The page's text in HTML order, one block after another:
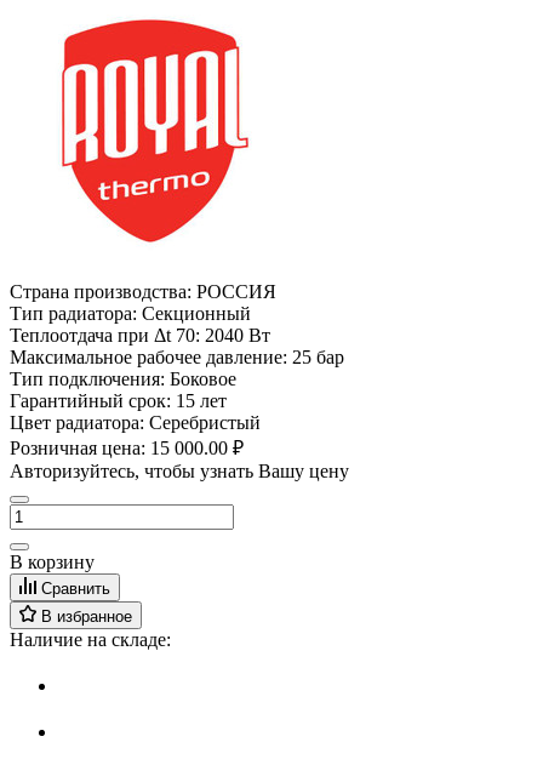
Страна производства: РОССИЯ
Тип радиатора: Секционный
Теплоотдача при Δt 70: 2040 Вт
Максимальное рабочее давление: 25 бар
Тип подключения: Боковое
Гарантийный срок: 15 лет
Цвет радиатора: Серебристый
Розничная цена: 15 000.00 ₽
Авторизуйтесь, чтобы узнать Вашу цену
В корзину
Сравнить
В избранное
Наличие на складе: